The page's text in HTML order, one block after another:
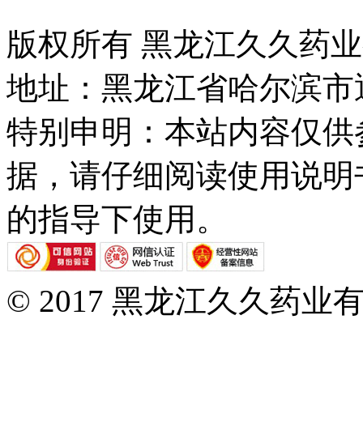
版权所有 黑龙江久久药
地址：黑龙江省哈尔滨
特别申明：本站内容仅
据，请仔细阅读使用说
的指导下使用。
© 2017 黑龙江久久药业